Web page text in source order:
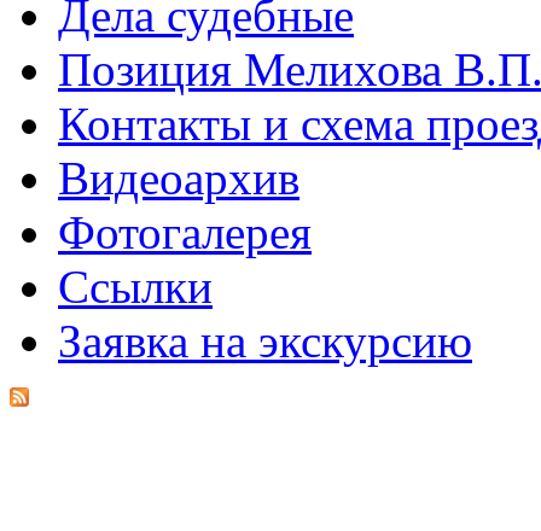
Дела судебные
Позиция Мелихова
Контакты и схема
Видеоархив
Фотогалерея
Ссылки
Заявка на экскурсию